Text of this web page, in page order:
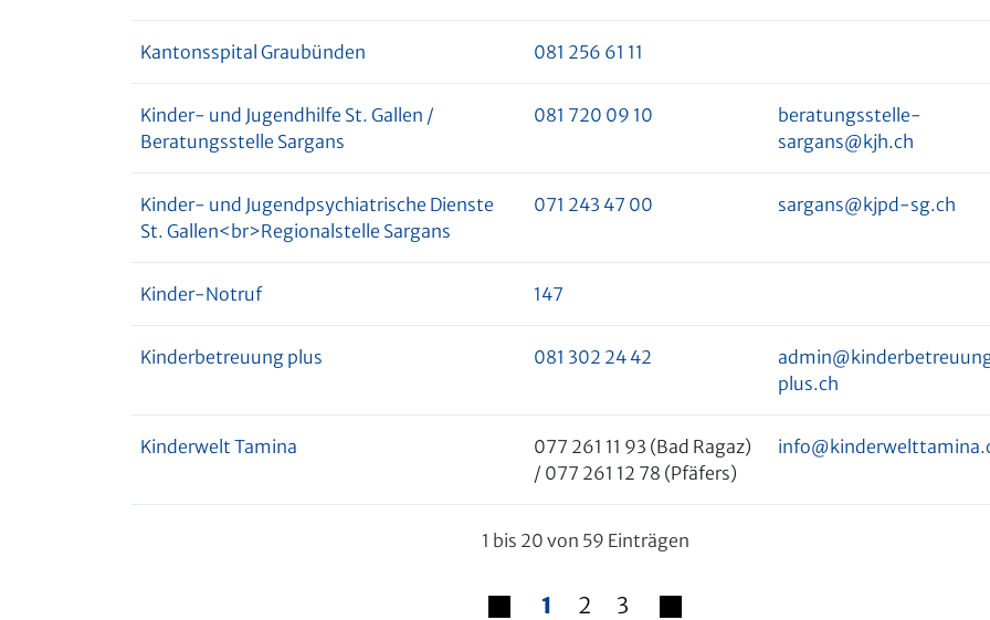
Kantonsspital Graubünden 081 256 61 11
Kinder- und Jugendhilfe St. Gallen /
Beratungsstelle Sargans
081 720 09 10
beratungsstelle-
sargans@kjh.ch
Kinder- und Jugendpsychiatrische Dienste
St. Gallen<br>Regionalstelle Sargans
071 243 47 00 sargans@kjpd-sg.ch
Kinder-Notruf 147
Kinderbetreuung plus 081 302 24 42
plus.ch
Kinderwelt Tamina
077 261 11 93 (Bad Ragaz)
/ 077 261 12 78 (Pfäfers)
1 bis 20 von 59 Einträgen
1 2 3